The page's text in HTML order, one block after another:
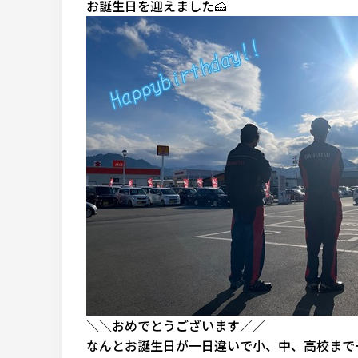
お誕生日を迎えました🍰
＼＼おめでとうございます／／
なんとお誕生日が一日違いで小、中、高校ま